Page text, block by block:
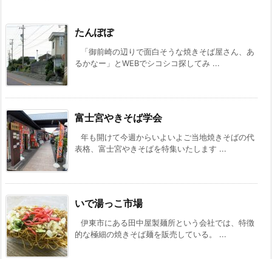
たんぽぽ
「御前崎の辺りで面白そうな焼きそば屋さん、あ
るかなー」とWEBでシコシコ探してみ ...
富士宮やきそば学会
年も開けて今週からいよいよご当地焼きそばの代
表格、富士宮やきそばを特集いたします ...
いで湯っこ市場
伊東市にある田中屋製麺所という会社では、特徴
的な極細の焼きそば麺を販売している。 ...